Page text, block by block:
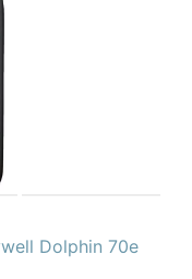
Dolphin 70e